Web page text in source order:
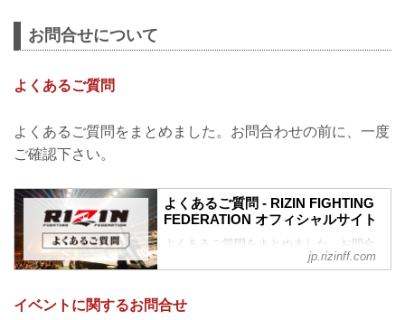
お問合せについて
よくあるご質問
よくあるご質問をまとめました。お問合わせの前に、一度
ご確認下さい。
よくあるご質問 - RIZIN FIGHTING
FEDERATION オフィシャルサイト
よくあるご質問をまとめました。お問合
わせの前に、一度ご確認下さい。
Q1. より良い席で観戦したいのですが、
どの先行でチケットを買うと一番良い席
jp.rizinff.com
イベントに関するお問合せ